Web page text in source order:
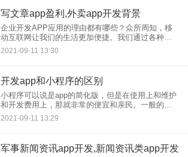
写文章app盈利,外卖app开发背景
企业开发APP应用的理由都有哪些？众所周知，移
动互联网让我们的生活更加便捷。我们通过各种
APP应用解决日常需求，这些应用都来自开发，企
业APP在开发，企业，的应用是充分理由和慎重考
2021-09-11 13:30
开发app和小程序的区别
小程序可以说是app的简化版，但是在使用上和维护
和开发费用上，那就非常的便宜和亲民。一般的小
程序商城可以控制在1000块以内，而App那就要几千
块到几十万块不等。app适合产品复杂度高，功能受
2021-09-11 13:29
军事新闻资讯app开发,新闻资讯类app开发